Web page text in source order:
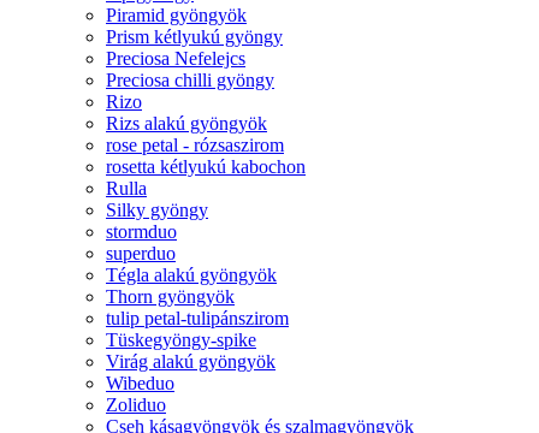
Piramid gyöngyök
Prism kétlyukú gyöngy
Preciosa Nefelejcs
Preciosa chilli gyöngy
Rizo
Rizs alakú gyöngyök
rose petal - rózsaszirom
rosetta kétlyukú kabochon
Rulla
Silky gyöngy
stormduo
superduo
Tégla alakú gyöngyök
Thorn gyöngyök
tulip petal-tulipánszirom
Tüskegyöngy-spike
Virág alakú gyöngyök
Wibeduo
Zoliduo
Cseh kásagyöngyök és szalmagyöngyök